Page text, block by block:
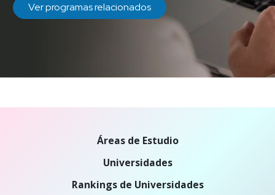
Ver programas relacionados
Áreas de Estudio
Universidades
Rankings de Universidades